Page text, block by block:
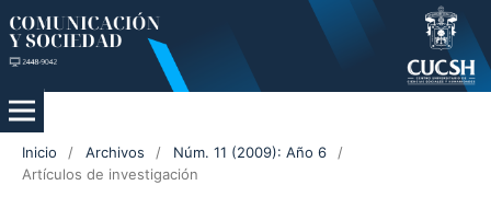
Inicio / Archivos / Núm. 11 (2009): Año 6
/
Artículos de investigación